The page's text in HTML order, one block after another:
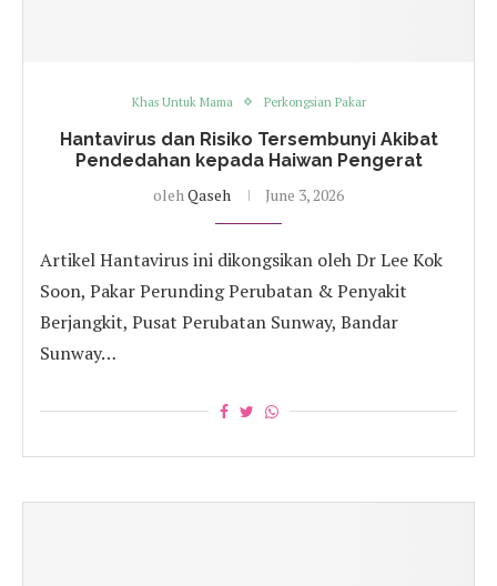
Khas Untuk Mama Perkongsian Pakar
Hantavirus dan Risiko Tersembunyi Akibat
Pendedahan kepada Haiwan Pengerat
oleh Qaseh June 3, 2026
Artikel Hantavirus ini dikongsikan oleh Dr Lee Kok
Soon, Pakar Perunding Perubatan & Penyakit
Berjangkit, Pusat Perubatan Sunway, Bandar
Sunway…